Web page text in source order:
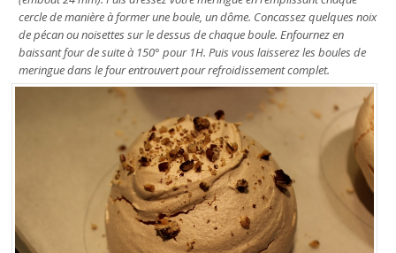
cercle de manière à former une boule, un dôme. Concassez quelques noix
de pécan ou noisettes sur le dessus de chaque boule. Enfournez en
baissant four de suite à 150° pour 1H. Puis vous laisserez les boules de
meringue dans le four entrouvert pour refroidissement complet.